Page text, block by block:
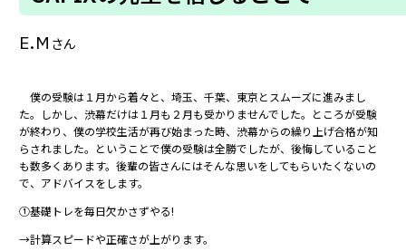
E.M さん
僕の受験は１月から着々と、埼玉、千葉、東京とスムーズに進みまし
た。しかし、渋幕だけは１月も２月も受かりませんでした。ところが受験
が終わり、僕の学校生活が再び始まった時、渋幕からの繰り上げ合格が知
らされました。ということで僕の受験は全勝でしたが、後悔していること
も数多くあります。後輩の皆さんにはそんな思いをしてもらいたくないの
で、アドバイスをします。
①基礎トレを毎日欠かさずやる!
→計算スピードや正確さが上がります。